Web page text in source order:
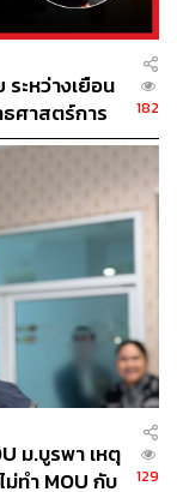
แสนราย
ม รักชนกได้นำ
ผู้ประกันตนลง
านคน และมาใช้
ะเบียน 4,000
500,000 คน
จุบันพบว่ามีผู้ให้
นวนมาก จึงขอ
มในการรณรงค์
ยว่า ปัจจุบันมีผู้
ะหว่างเยือน
ศาสตร์การ
182
ม.บูรพา เหตุ
ทำ MOU กับ
129